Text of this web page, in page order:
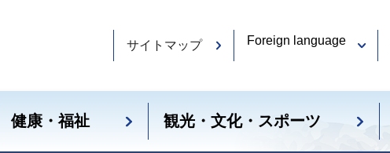
サイトマップ Foreign language
健康・福祉 観光・文化・スポーツ